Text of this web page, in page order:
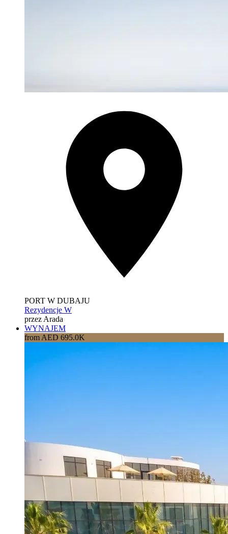
PORT W DUBAJU
Rezydencje W
przez Arada
WYNAJEM
from AED 695.0K